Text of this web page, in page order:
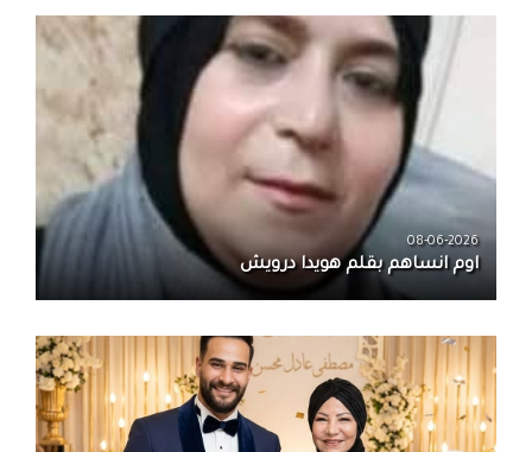
08-06-2026
اوم انساهم بقلم هويدا درويش